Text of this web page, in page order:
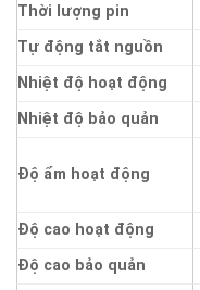
Thời lượng pin
Tự động tắt nguồn
Nhiệt độ hoạt động
Nhiệt độ bảo quản
Độ ẩm hoạt động
Độ cao hoạt động
Độ cao bảo quản